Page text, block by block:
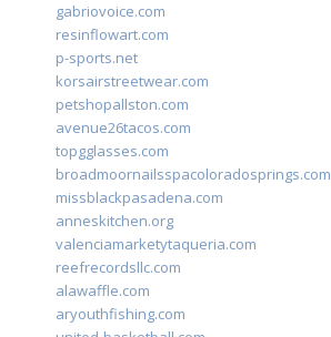
gabriovoice.com
resinflowart.com
p-sports.net
korsairstreetwear.com
petshopallston.com
avenue26tacos.com
topgglasses.com
broadmoornailsspacoloradosprings.com
missblackpasadena.com
anneskitchen.org
valenciamarketytaqueria.com
reefrecordsllc.com
alawaffle.com
aryouthfishing.com